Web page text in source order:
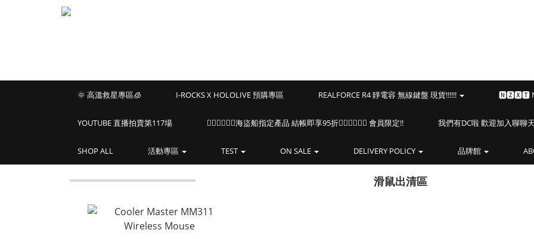
🌞 高溫救星專區🧊 I-ROCKS X HOLOLIVE 預購專區 REALFORCE R4 靜電容 無線鍵盤 現貨!!!!!! 🅽🆉🆇🆃
YOUTUBE 直播拍賣第117場 🏴‍☠️🏴‍☠️🏴‍☠️海盜船指定產品 結帳即享95折🏴‍☠️🏴‍☠️🏴‍☠️ 會員限定!! 我們有DC啦 歡迎加入聊聊
SHOP ALL 活動專區 TEST ON SALE DELIVERY POLICY 品牌館
滑鼠出清區